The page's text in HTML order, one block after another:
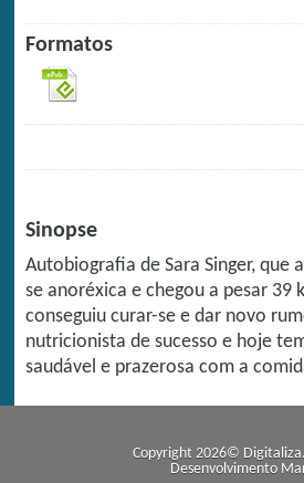
Formatos
Sinopse
Autobiografia de Sara Singer, que
se anoréxica e chegou a pesar 39
conseguiu curar-se e dar novo
nutricionista de sucesso e hoje
saudável e prazerosa com a
Copyright 2026©
Desenvolvimento